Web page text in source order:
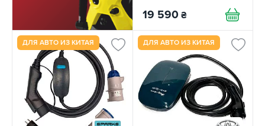
19 590 ₴
ДЛЯ АВТО ИЗ КИТАЯ ДЛЯ АВТО ИЗ КИТАЯ